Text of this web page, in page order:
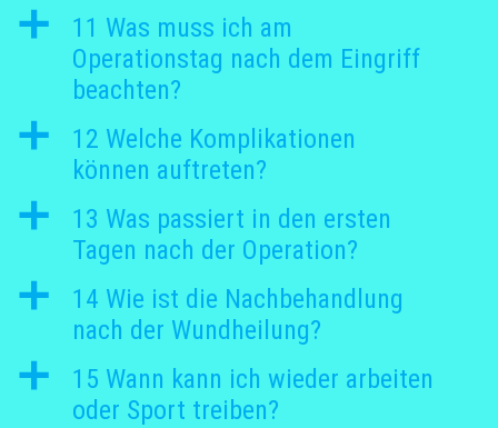
a
11 Was muss ich am
Operationstag nach dem Eingriff
beachten?
a
12 Welche Komplikationen
können auftreten?
a
13 Was passiert in den ersten
Tagen nach der Operation?
a
14 Wie ist die Nachbehandlung
nach der Wundheilung?
a
15 Wann kann ich wieder arbeiten
oder Sport treiben?